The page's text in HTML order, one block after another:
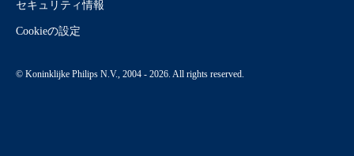
セキュリティ情報
Cookieの設定
© Koninklijke Philips N.V., 2004 - 2026. All rights reserved.